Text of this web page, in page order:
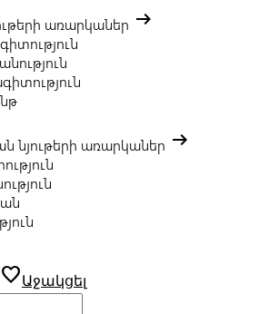
առարկաներ arrow_right_alt
նյութերի առարկաներ arrow_right_alt
favoriteԱջակցել